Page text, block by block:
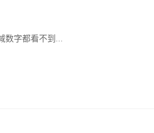
数字都看不到...